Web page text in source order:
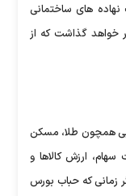
های ساختمانی
خواهد گذاشت که از
همچون طلا، مسکن
ارزش کالاها و
زمانی که حباب بورس